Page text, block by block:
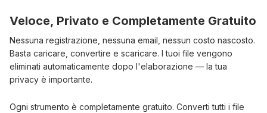
Veloce, Privato e Completamente Gratuito
Nessuna registrazione, nessuna email, nessun costo nascosto.
Basta caricare, convertire e scaricare. I tuoi file vengono
eliminati automaticamente dopo l'elaborazione — la tua
privacy è importante.
Ogni strumento è completamente gratuito. Converti tutti i file